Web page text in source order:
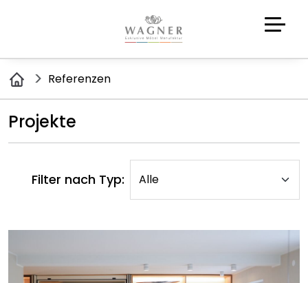
Referenzen
Projekte
Filter nach Typ: